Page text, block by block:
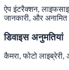
ऐप इंटरैक्शन,
जानकारी, और अनामित
डिवाइस अनुमतियां
कैमरा, फोटो